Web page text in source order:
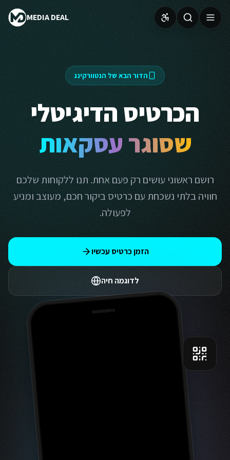
MEDIA DEAL
הדור הבא של הנטוורקינג
הכרטיס הדיגיטלי
שסוגר עסקאות
רושם ראשוני עושים רק פעם אחת. תנו ללקוחות שלכם
חוויה בלתי נשכחת עם כרטיס ביקור חכם, מעוצב ומניע
לפעולה.
הזמן כרטיס עכשיו
לדוגמה חיה